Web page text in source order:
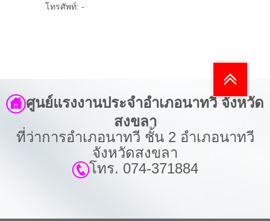
โทรศัพท์: -
ศูนย์แรงงานประจำอำเภอนาทวี จังหวัด
สงขลา
ที่ว่าการอำเภอนาทวี ชั้น 2 อำเภอนาทวี
จังหวัดสงขลา
โทร. 074-371884